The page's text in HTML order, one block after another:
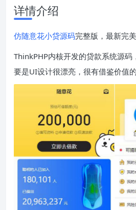
详情介绍
仿随意花小贷源码完整版，最新完
ThinkPHP内核开发的贷款系统源码
要是UI设计很漂亮，很有借鉴价值